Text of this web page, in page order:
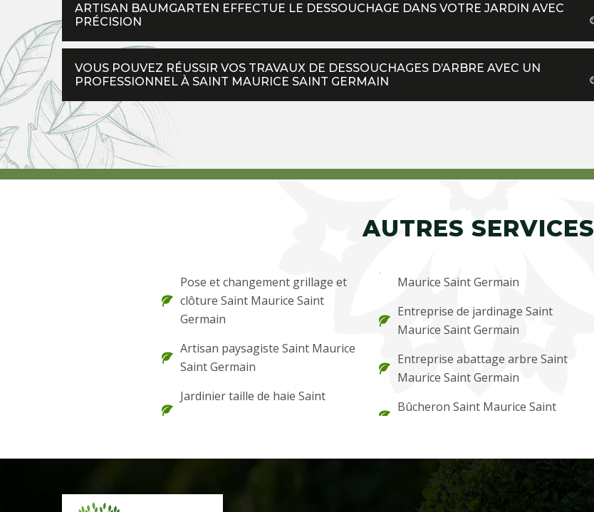
ARTISAN BAUMGARTEN EFFECTUE LE DESSOUCHAGE DANS VOTRE JARDIN AVEC
PRÉCISION
VOUS POUVEZ RÉUSSIR VOS TRAVAUX DE DESSOUCHAGES D’ARBRE AVEC UN
PROFESSIONNEL À SAINT MAURICE SAINT GERMAIN
AUTRES SERVICES
Pose et changement grillage et
clôture Saint Maurice Saint
Germain
Artisan paysagiste Saint Maurice
Saint Germain
Jardinier taille de haie Saint
Maurice Saint Germain
Entreprise de jardinage Saint
Maurice Saint Germain
Entreprise abattage arbre Saint
Maurice Saint Germain
Bûcheron Saint Maurice Saint